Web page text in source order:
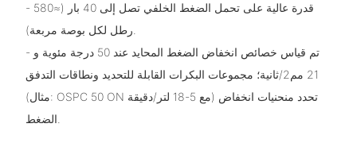
- قدرة عالية على تحمل الضغط الخلفي تصل إلى 40 بار (≈580
رطل لكل بوصة مربعة).
- تم قياس خصائص انخفاض الضغط المحايد عند 50 درجة مئوية و
21 مم2/ثانية؛ مجموعات البكرات القابلة للتحديد ونطاقات التدفق
(مثال: OSPC 50 ON مع 5-18 لتر/دقيقة) تحدد منحنيات انخفاض
الضغط.